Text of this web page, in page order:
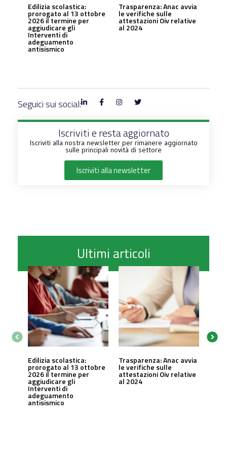
Edilizia scolastica:
prorogato al 13 ottobre
2026 il termine per
aggiudicare gli
Interventi di
adeguamento
antisismico
Trasparenza: Anac avvia
le verifiche sulle
attestazioni Oiv relative
al 2024
Seguici sui social:
Iscriviti e resta aggiornato
Iscriviti alla nostra newsletter per rimanere aggiornato
sulle principali novità di settore
Iscriviti alla newsletter
Ultimi articoli
Edilizia scolastica:
prorogato al 13 ottobre
2026 il termine per
aggiudicare gli
Interventi di
adeguamento
antisismico
Trasparenza: Anac avvia
le verifiche sulle
attestazioni Oiv relative
al 2024